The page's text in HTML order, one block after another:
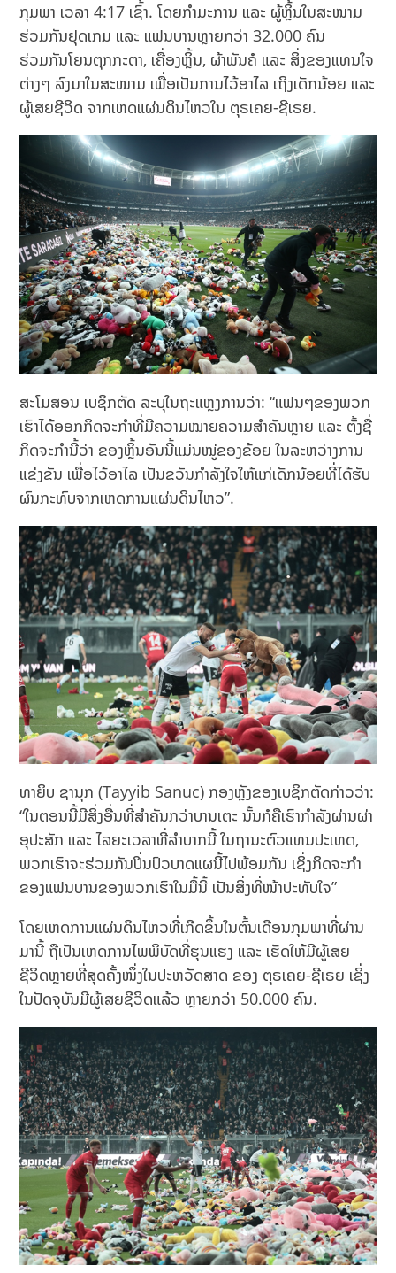
ກຸມພາ ເວລາ 4:17 ເຊົ້າ. ໂດຍກຳມະການ ແລະ ຜູ້ຫຼິ້ນໃນສະໜາມ
ຮ່ວມກັນຢຸດເກມ ແລະ ແຟນບານຫຼາຍກວ່າ 32.000 ຄົນ
ຮ່ວມກັນໂຍນຕຸກກະຕາ, ເຄື່ອງຫຼິ້ນ, ຜ້າພັນຄໍ ແລະ ສິ່ງຂອງແທນໃຈ
ຕ່າງໆ ລົງມາໃນສະໜາມ ເພື່ອເປັນການໄວ້ອາໄລ ເຖິງເດັກນ້ອຍ ແລະ
ຜູ້ເສຍຊີວິດ ຈາກເຫດແຜ່ນດິນໄຫວໃນ ຕຸຣເຄຍ-ຊີເຣຍ.
ສະໂມສອນ ເບຊິກຕັດ ລະບຸໃນຖະແຫຼງການວ່າ: “ແຟນໆຂອງພວກ
ເຮົາໄດ້ອອກກິດຈະກຳທີ່ມີຄວາມໝາຍຄວາມສຳຄັນຫຼາຍ ແລະ ຕັ້ງຊື່
ກິດຈະກຳນີ້ວ່າ ຂອງຫຼິ້ນອັນນີ້ແມ່ນໝູ່ຂອງຂ້ອຍ ໃນລະຫວ່າງການ
ແຂ່ງຂັນ ເພື່ອໄວ້ອາໄລ ເປັນຂວັນກຳລັງໃຈໃຫ້ແກ່ເດັກນ້ອຍທີ່ໄດ້ຮັບ
ຜົນກະທົບຈາກເຫດການແຜ່ນດິນໄຫວ”.
ທາຍິບ ຊານຸກ (Tayyib Sanuc) ກອງຫຼັງຂອງເບຊິກຕັດກ່າວວ່າ:
“ໃນຕອນນີ້ມີສິ່ງອື່ນທີ່ສຳຄັນກວ່າບານເຕະ ນັ້ນກໍຄືເຮົາກຳລັງຜ່ານຜ່າ
ອຸປະສັກ ແລະ ໄລຍະເວລາທີ່ລຳບາກນີ້ ໃນຖານະຕົວແທນປະເທດ,
ພວກເຮົາຈະຮ່ວມກັນປິ່ນປົວບາດແຜນີ້ໄປພ້ອມກັນ ເຊິ່ງກິດຈະກຳ
ຂອງແຟນບານຂອງພວກເຮົາໃນມື້ນີ້ ເປັນສິ່ງທີ່ໜ້າປະທັບໃຈ”
ໂດຍເຫດການແຜ່ນດິນໄຫວທີ່ເກີດຂຶ້ນໃນຕົ້ນເດືອນກຸມພາທີ່ຜ່ານ
ມານີ້ ຖືເປັນເຫດການໄພພິບັດທີ່ຮຸນແຮງ ແລະ ເຮັດໃຫ້ມີຜູ້ເສຍ
ຊີວິດຫຼາຍທີ່ສຸດຄັ້ງໜຶ່ງໃນປະຫວັດສາດ ຂອງ ຕຸຣເຄຍ-ຊີເຣຍ ເຊິ່ງ
ໃນປັດຈຸບັນມີຜູ້ເສຍຊີວິດແລ້ວ ຫຼາຍກວ່າ 50.000 ຄົນ.